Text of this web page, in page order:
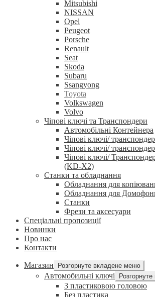
Mitsubishi
NISSAN
Opel
Peugeot
Porsche
Renault
Seat
Skoda
Subaru
Ssangyong
Toyota
Volkswagen
Volvo
Чіпові ключі та Транспондери
Автомобільні Контейнера
Чіпові ключі/
Чіпові ключі/
Чіпові ключі/
(KD-X2)
Станки та обладнання
Обладнання для
Обладнання для
Станки
Фрези та аксесуари
Спеціальні пропозиції
Новинки
Про нас
Контакти
Магазин Розгорнуте вкладене меню
Автомобильні ключі
З пластиковою головою
Без пластика